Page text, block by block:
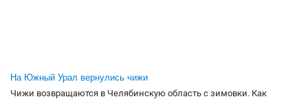
На Южный Урал вернулись чижи
Чижи возвращаются в Челябинскую область с зимовки. Как